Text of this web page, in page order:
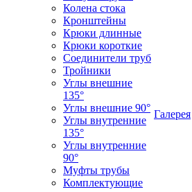
Колена стока
Кронштейны
Крюки длинные
Крюки короткие
Соединители труб
Тройники
Углы внешние
135°
Углы внешние 90°
Углы внутренние
135°
Углы внутренние
90°
Муфты трубы
Комплектующие
Галерея